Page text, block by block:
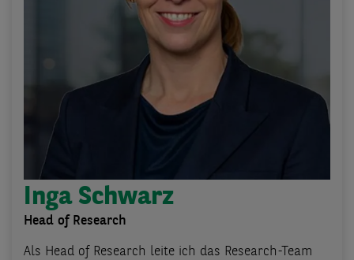
Inga Schwarz
Head of Research
Als Head of Research leite ich das Research-Team